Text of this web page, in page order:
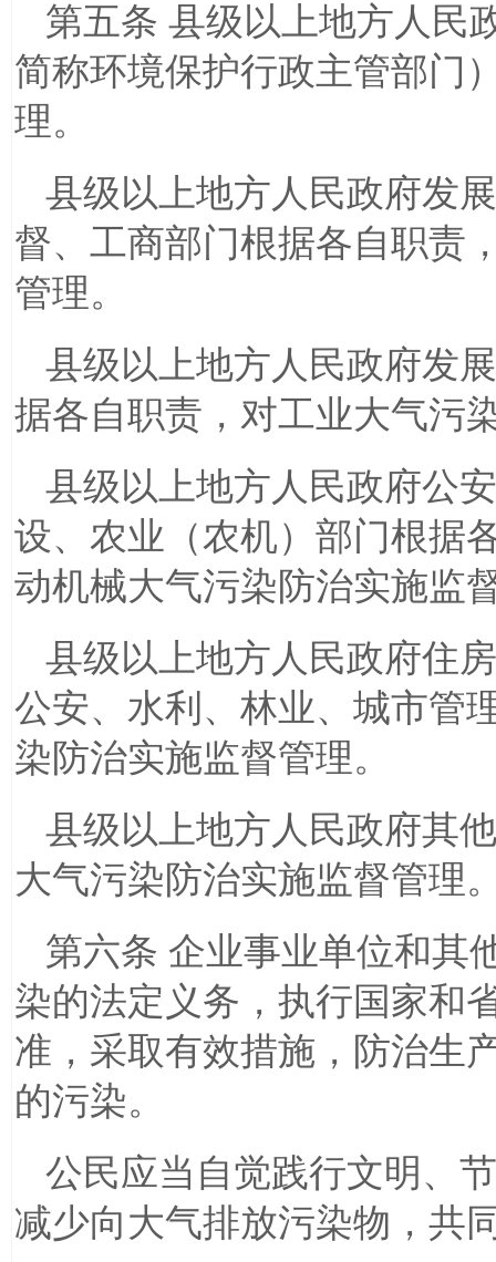
第五条 县级以上地方人民
简称环境保护行政主管部门
理。
县级以上地方人民政府发
督、工商部门根据各自职责
管理。
县级以上地方人民政府发
据各自职责，对工业大气污
县级以上地方人民政府公
设、农业（农机）部门根据
动机械大气污染防治实施监
县级以上地方人民政府住
公安、水利、林业、城市管
染防治实施监督管理。
县级以上地方人民政府其
大气污染防治实施监督管理
第六条 企业事业单位和其
染的法定义务，执行国家和
准，采取有效措施，防治生
的污染。
公民应当自觉践行文明、
减少向大气排放污染物，共